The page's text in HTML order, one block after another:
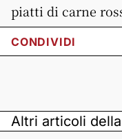
piatti di carne
CONDIVIDI
Altri articoli